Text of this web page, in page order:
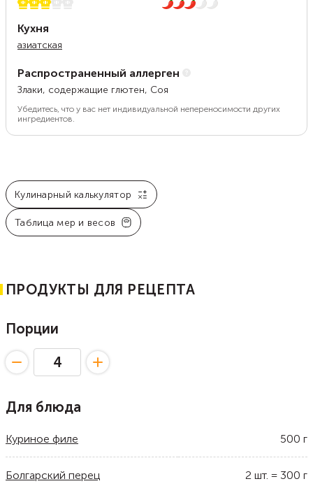
3 из 5
3 из 5
Кухня
азиатская
Распространенный аллерген
Злаки, содержащие глютен, Соя
Убедитесь, что у вас нет индивидуальной непереносимости других
ингредиентов.
Кулинарный калькулятор
Таблица мер и весов
ПРОДУКТЫ ДЛЯ РЕЦЕПТА
Порции
Для блюда
Куриное филе 500 г
Болгарский перец 2 шт. = 300 г